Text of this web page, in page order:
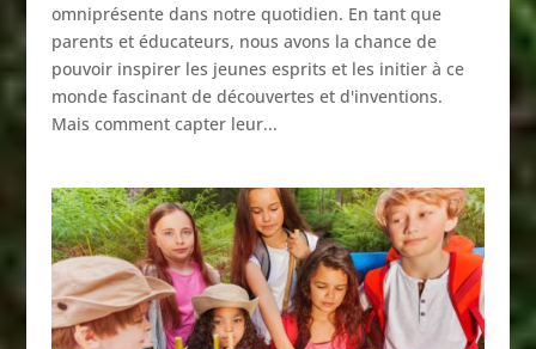
omniprésente dans notre quotidien. En tant que
parents et éducateurs, nous avons la chance de
pouvoir inspirer les jeunes esprits et les initier à ce
monde fascinant de découvertes et d'inventions.
Mais comment capter leur...